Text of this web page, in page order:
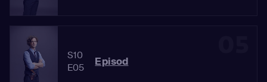
S10
E05
Episod